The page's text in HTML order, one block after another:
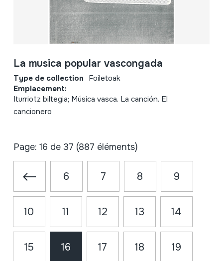
La musica popular vascongada
Type de collection Foiletoak
Emplacement:
Iturriotz biltegia; Música vasca. La canción. El
cancionero
Page: 16 de 37 (887 éléments)
6 7 8 9
10 11 12 13 14
15 16 17 18 19